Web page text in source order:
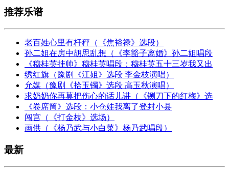
推荐乐谱
老百姓心里有杆秤（《焦裕禄》选段）
孙二姐在房中胡思乱想（《李豁子离婚》孙二姐唱段
《穆桂英挂帅》穆桂英唱段：穆桂英五十三岁我又出
绣红旗（豫剧《江姐》选段 李金枝演唱）
允媒（豫剧《拾玉镯》选段 高玉秋演唱）
求奶奶你再莫把伤心的话儿讲（《铡刀下的红梅》选
《卷席筒》选段：小仓娃我离了登封小县
闯宫（《打金枝》选场）
画供（《杨乃武与小白菜》杨乃武唱段）
最新